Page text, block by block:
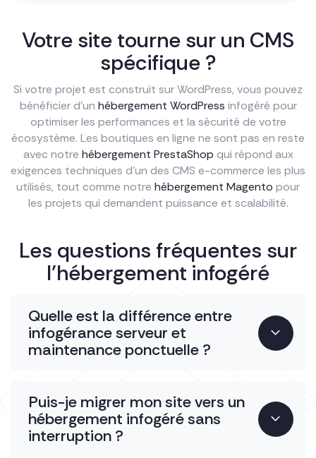
Votre site tourne sur un CMS
spécifique ?
Si votre projet est construit sur WordPress, vous pouvez
bénéficier d’un hébergement WordPress infogéré pour
optimiser les performances et la sécurité de votre
écosystème. Les boutiques en ligne ne sont pas en reste
avec notre hébergement PrestaShop qui répond aux
exigences techniques d’un des CMS e-commerce les plus
utilisés, tout comme notre hébergement Magento pour
les projets qui demandent puissance et scalabilité.
Les questions fréquentes sur
l’hébergement infogéré
Quelle est la différence entre
infogérance serveur et
maintenance ponctuelle ?
Puis-je migrer mon site vers un
hébergement infogéré sans
interruption ?